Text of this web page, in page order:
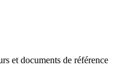
et documents de référence